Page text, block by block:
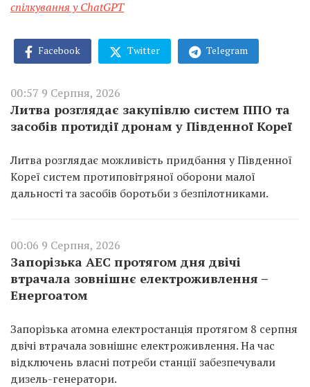
спілкування у ChatGPT
Facebook Twitter Telegram
00:57 9 Серпня, 2026
Литва розглядає закупівлю систем ППО та
засобів протидії дронам у Південної Кореї
Литва розглядає можливість придбання у Південної
Кореї систем протиповітряної оборони малої
дальності та засобів боротьби з безпілотниками.
00:06 9 Серпня, 2026
Запорізька АЕС протягом дня двічі
втрачала зовнішнє електроживлення –
Енергоатом
Запорізька атомна електростанція протягом 8 серпня
двічі втрачала зовнішнє електроживлення. На час
відключень власні потреби станції забезпечували
дизель-генератори.